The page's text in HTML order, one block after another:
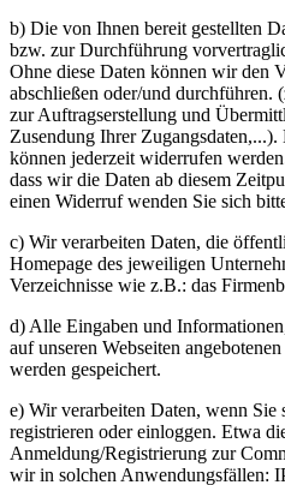
b) Die von Ihnen bereit gestellten
bzw. zur Durchführung
Ohne diese Daten können wir den
abschließen oder/und durchführen.
zur Auftragserstellung und
Zusendung Ihrer
können jederzeit widerrufen
dass wir die Daten ab diesem
einen Widerruf wenden Sie sich
c) Wir verarbeiten Daten, die
Homepage des jeweiligen
Verzeichnisse wie z.B.: das
d) Alle Eingaben und
auf unseren Webseiten
werden gespeichert.
e) Wir verarbeiten Daten, wenn Sie
registrieren oder einloggen. Etwa
Anmeldung/Registrierung zur
wir in solchen Anwendungsfällen: